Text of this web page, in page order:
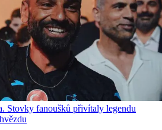
Stovky fanoušků přivítaly legendu